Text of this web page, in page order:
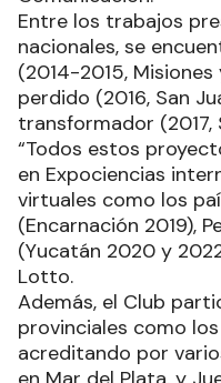
Entre los trabajos
nacionales, se
(2014-2015,
perdido (2016, San
transformador (2017,
“Todos estos
en Expociencias
virtuales como los
(Encarnación 2019),
(Yucatán 2020 y
Lotto.
Además, el Club
provinciales como
acreditando por